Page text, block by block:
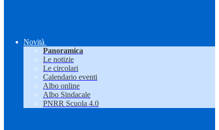
Novità
Panoramica
Le notizie
Le circolari
Calendario eventi
Albo online
Albo Sindacale
PNRR Scuola 4.0